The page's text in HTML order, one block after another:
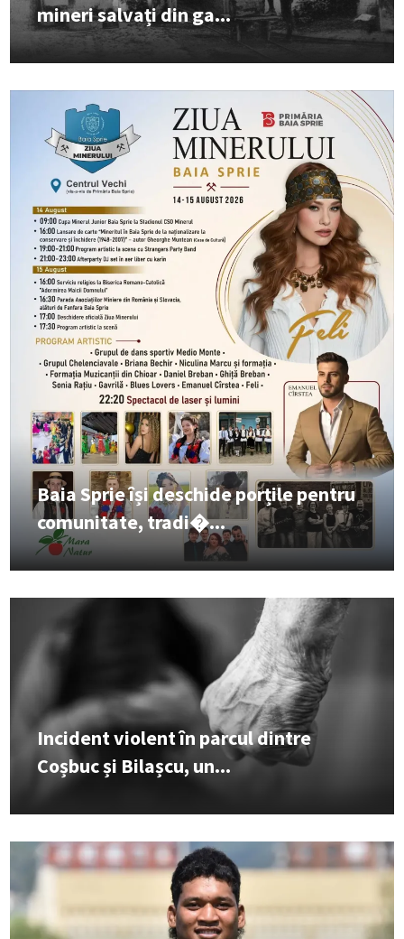
mineri salvați din ga...
Baia Sprie își deschide porțile pentru
comunitate, tradi�...
Incident violent în parcul dintre
Coșbuc și Bilașcu, un...